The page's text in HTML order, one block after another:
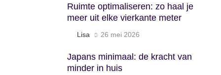
Ruimte optimaliseren: zo haal je
meer uit elke vierkante meter
Lisa 26 mei 2026
Japans minimaal: de kracht van
minder in huis